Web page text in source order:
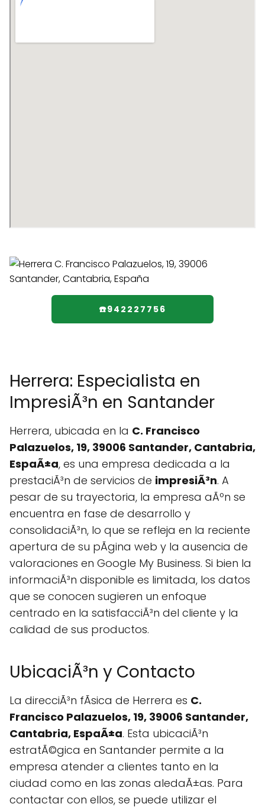
☎️942227756
Herrera: Especialista en
ImpresiÃ³n en Santander
Herrera, ubicada en la C. Francisco
Palazuelos, 19, 39006 Santander, Cantabria,
EspaÃ±a, es una empresa dedicada a la
prestaciÃ³n de servicios de impresiÃ³n. A
pesar de su trayectoria, la empresa aÃºn se
encuentra en fase de desarrollo y
consolidaciÃ³n, lo que se refleja en la reciente
apertura de su pÃgina web y la ausencia de
valoraciones en Google My Business. Si bien la
informaciÃ³n disponible es limitada, los datos
que se conocen sugieren un enfoque
centrado en la satisfacciÃ³n del cliente y la
calidad de sus productos.
UbicaciÃ³n y Contacto
La direcciÃ³n fÃ­sica de Herrera es C.
Francisco Palazuelos, 19, 39006 Santander,
Cantabria, EspaÃ±a. Esta ubicaciÃ³n
estratÃ©gica en Santander permite a la
empresa atender a clientes tanto en la
ciudad como en las zonas aledaÃ±as. Para
contactar con ellos, se puede utilizar el